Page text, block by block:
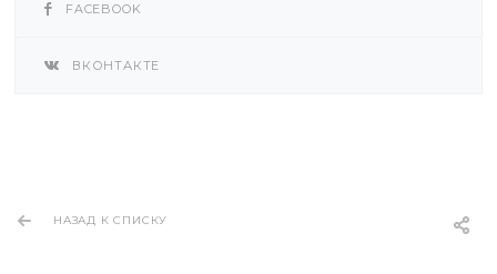
FACEBOOK
ВКОНТАКТЕ
НАЗАД К СПИСКУ